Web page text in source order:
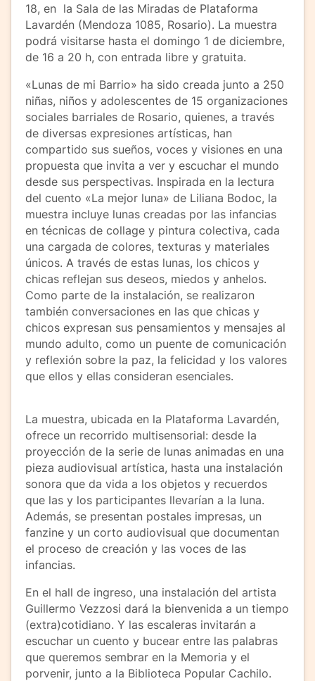
18, en la Sala de las Miradas de Plataforma
Lavardén (Mendoza 1085, Rosario). La muestra
podrá visitarse hasta el domingo 1 de diciembre,
de 16 a 20 h, con entrada libre y gratuita.
«Lunas de mi Barrio» ha sido creada junto a 250
niñas, niños y adolescentes de 15 organizaciones
sociales barriales de Rosario, quienes, a través
de diversas expresiones artísticas, han
compartido sus sueños, voces y visiones en una
propuesta que invita a ver y escuchar el mundo
desde sus perspectivas. Inspirada en la lectura
del cuento «La mejor luna» de Liliana Bodoc, la
muestra incluye lunas creadas por las infancias
en técnicas de collage y pintura colectiva, cada
una cargada de colores, texturas y materiales
únicos. A través de estas lunas, los chicos y
chicas reflejan sus deseos, miedos y anhelos.
Como parte de la instalación, se realizaron
también conversaciones en las que chicas y
chicos expresan sus pensamientos y mensajes al
mundo adulto, como un puente de comunicación
y reflexión sobre la paz, la felicidad y los valores
que ellos y ellas consideran esenciales.
La muestra, ubicada en la Plataforma Lavardén,
ofrece un recorrido multisensorial: desde la
proyección de la serie de lunas animadas en una
pieza audiovisual artística, hasta una instalación
sonora que da vida a los objetos y recuerdos
que las y los participantes llevarían a la luna.
Además, se presentan postales impresas, un
fanzine y un corto audiovisual que documentan
el proceso de creación y las voces de las
infancias.
En el hall de ingreso, una instalación del artista
Guillermo Vezzosi dará la bienvenida a un tiempo
(extra)cotidiano. Y las escaleras invitarán a
escuchar un cuento y bucear entre las palabras
que queremos sembrar en la Memoria y el
porvenir, junto a la Biblioteca Popular Cachilo.